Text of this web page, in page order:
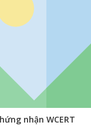
nhận WCERT